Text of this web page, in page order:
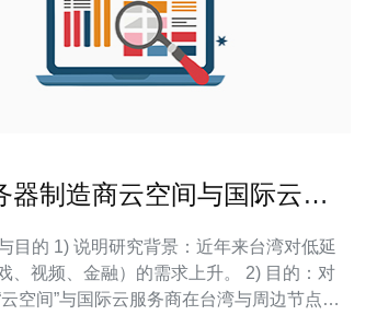
器制造商云空间与国际云服
目的 1) 说明研究背景：近年来台湾对低延
、视频、金融）的需求上升。 2) 目的：对
空间”与国际云服务商在台湾与周边节点的